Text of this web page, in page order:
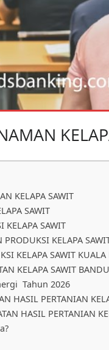
KELAPA SAWIT
SAWIT
KELAPA SAWIT
KELAPA
KELAPA SAWIT
KELAPA SAWIT
Tahun 2026
HASIL PERTANIAN
HASIL PERTANIAN